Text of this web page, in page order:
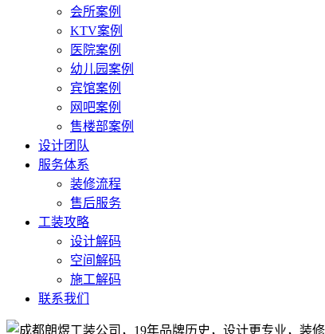
会所案例
KTV案例
医院案例
幼儿园案例
宾馆案例
网吧案例
售楼部案例
设计团队
服务体系
装修流程
售后服务
工装攻略
设计解码
空间解码
施工解码
联系我们